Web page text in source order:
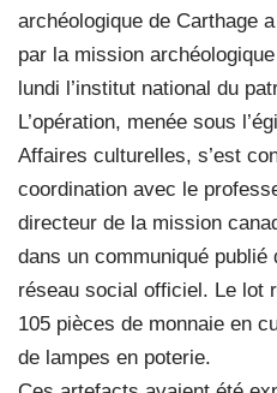
archéologique de Carthage
par la mission
lundi l’institut national du
L’opération, menée sous
Affaires culturelles, s’est
coordination avec le
directeur de la mission
dans un communiqué publié
réseau social officiel. Le lot
105 pièces de monnaie en
de lampes en poterie.